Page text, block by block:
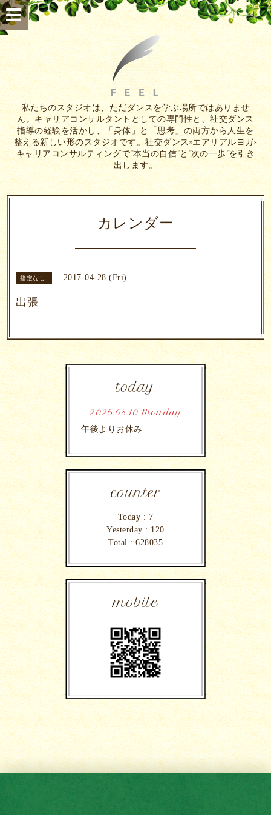
私たちのスタジオは、ただダンスを学ぶ場所ではありませ
ん。キャリアコンサルタントとしての専門性と、社交ダンス
指導の経験を活かし、「身体」と「思考」の両方から人生を
整える新しい形のスタジオです。社交ダンス×エアリアルヨガ×
キャリアコンサルティングで”本当の自信”と”次の一歩”を引き
出します。
カレンダー
指定なし 2017-04-28 (Fri)
出張
today
2026.08.10 Monday
午後よりお休み
counter
Today : 7
Yesterday : 120
Total : 628035
mobile